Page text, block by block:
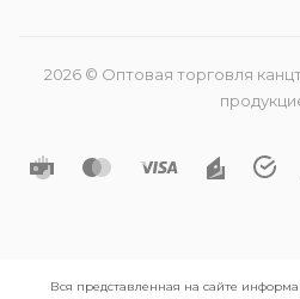
2026 © Оптовая торговля
Вся представленная на сайте